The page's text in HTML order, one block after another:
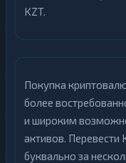
KZT.
Покупка
более
и широким
активов. Перевести
буквально за